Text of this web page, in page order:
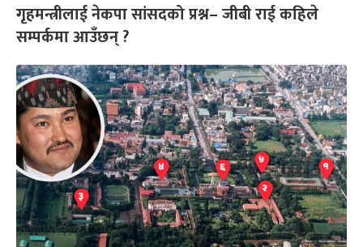
गृहमन्त्रीलाई नेकपा सांसदको प्रश्न– जीबी राई कहिले
सम्पर्कमा आउँछन् ?